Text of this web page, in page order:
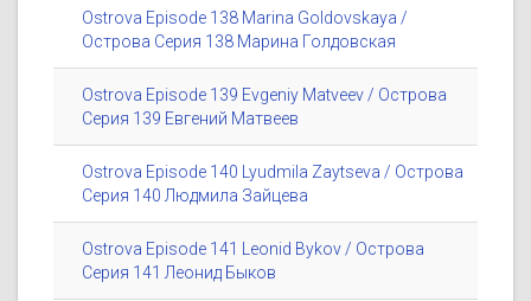
Ostrova Episode 138 Marina Goldovskaya /
Острова Серия 138 Марина Голдовская
Ostrova Episode 139 Evgeniy Matveev / Острова
Серия 139 Евгений Матвеев
Ostrova Episode 140 Lyudmila Zaytseva / Острова
Серия 140 Людмила Зайцева
Ostrova Episode 141 Leonid Bykov / Острова
Серия 141 Леонид Быков